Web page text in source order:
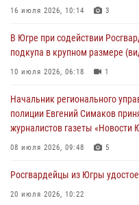
направлении
Офицеры Росгвардии и
память генерала армии Ивана
В Югре при силовой
подозреваемые в страховом
06 августа 2026, 09:07
Урайский отдел
60-летний юбилей
16 июля 2026, 10:14 3
В Югре при содействии
подкупа в крупном размере
10 июля 2026, 06:18 1
Начальник регионального
полиции Евгений Симаков
журналистов газеты «Новости
08 июля 2026, 09:48 5
Росгвардейцы из Югры
20 июля 2026, 10:22